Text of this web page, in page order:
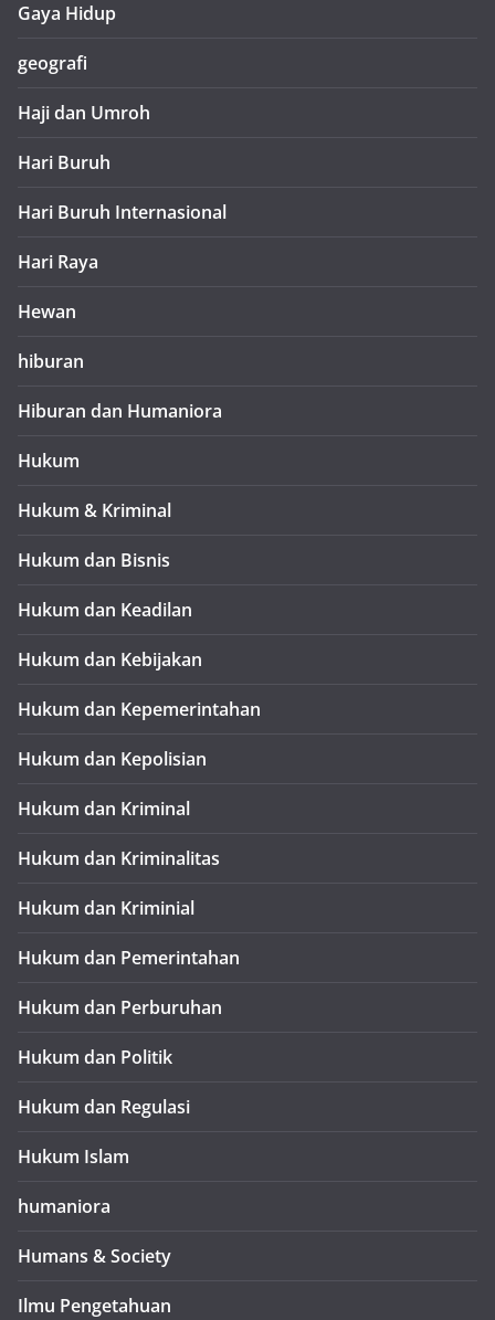
Gaya Hidup
geografi
Haji dan Umroh
Hari Buruh
Hari Buruh Internasional
Hari Raya
Hewan
hiburan
Hiburan dan Humaniora
Hukum
Hukum & Kriminal
Hukum dan Bisnis
Hukum dan Keadilan
Hukum dan Kebijakan
Hukum dan Kepemerintahan
Hukum dan Kepolisian
Hukum dan Kriminal
Hukum dan Kriminalitas
Hukum dan Kriminial
Hukum dan Pemerintahan
Hukum dan Perburuhan
Hukum dan Politik
Hukum dan Regulasi
Hukum Islam
humaniora
Humans & Society
Ilmu Pengetahuan